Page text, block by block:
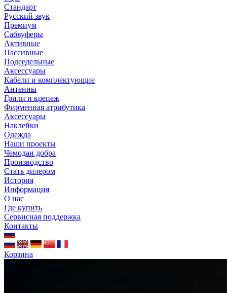
Стандарт
Русский звук
Премиум
Сабвуферы
Активные
Пассивные
Подседельные
Аксессуары
Кабели и комплектующие
Антенны
Грили и крепеж
Фирменная атрибутика
Аксессуары
Наклейки
Одежда
Наши проекты
Чемодан добра
Производство
Стать дилером
История
Информация
О нас
Где купить
Сервисная поддержка
Контакты
Корзина